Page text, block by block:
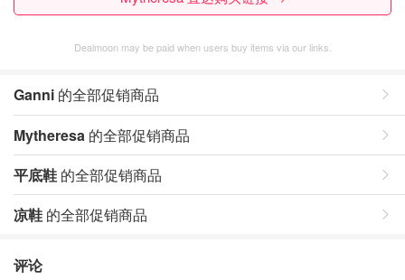
Dealmoon may be paid when users buy items via our links.
Ganni 的全部促销商品
Mytheresa 的全部促销商品
平底鞋 的全部促销商品
凉鞋 的全部促销商品
评论